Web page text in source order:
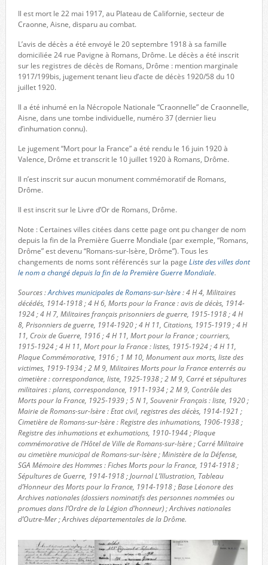
Il est mort le 22 mai 1917, au Plateau de Californie, secteur de
Craonne, Aisne, disparu au combat.
L’avis de décès a été envoyé le 20 septembre 1918 à sa famille
domiciliée 24 rue Pavigne à Romans, Drôme. Le décès a été inscrit
sur les registres de décès de Romans, Drôme : mention marginale
1917/199bis, jugement tenant lieu d’acte de décès 1920/58 du 10
juillet 1920.
Il a été inhumé en la Nécropole Nationale “Craonnelle” de Craonnelle,
Aisne, dans une tombe individuelle, numéro 37 (dernier lieu
d’inhumation connu).
Le jugement “Mort pour la France” a été rendu le 16 juin 1920 à
Valence, Drôme et transcrit le 10 juillet 1920 à Romans, Drôme.
Il n’est inscrit sur aucun monument commémoratif de Romans,
Drôme.
Il est inscrit sur le Livre d’Or de Romans, Drôme.
Note : Certaines villes citées dans cette page ont pu changer de nom
depuis la fin de la Première Guerre Mondiale (par exemple, “Romans,
Drôme” est devenu “Romans-sur-Isère, Drôme”). Tous les
changements de noms sont référencés sur la page Liste des villes dont
le nom a changé depuis la fin de la Première Guerre Mondiale.
Sources :Archives municipales de Romans-sur-Isère: 4 H 4, Militaires
décédés, 1914-1918 ; 4 H 6, Morts pour la France : avis de décès, 1914-
1924 ; 4 H 7, Militaires français prisonniers de guerre, 1915-1918 ; 4 H
8, Prisonniers de guerre, 1914-1920 ; 4 H 11, Citations, 1915-1919 ; 4 H
11, Croix de Guerre, 1916 ; 4 H 11, Mort pour la France ; courriers,
1915-1924 ; 4 H 11, Mort pour la France : listes, 1915-1924 ; 4 H 11,
Plaque Commémorative, 1916 ; 1 M 10, Monument aux morts, liste des
victimes, 1919-1934 ; 2 M 9, Militaires Morts pour la France enterrés au
cimetière : correspondance, liste, 1925-1938 ; 2 M 9, Carré et sépultures
militaires : plans, correspondance, 1911-1934 ; 2 M 9, Contrôle des
Morts pour la France, 1925-1939 ; 5 N 1, Souvenir Français : liste, 1920 ;
Mairie de Romans-sur-Isère : Etat civil, registres des décès, 1914-1921 ;
Cimetière de Romans-sur-Isère : Registre des inhumations, 1906-1938 ;
Registre des inhumations et exhumations, 1910-1944 ; Plaque
commémorative de l’Hôtel de Ville de Romans-sur-Isère ; Carré Militaire
au cimetière municipal de Romans-sur-Isère ; Ministère de la Défense,
SGA Mémoire des Hommes : Fiches Morts pour la France, 1914-1918 ;
Sépultures de Guerre, 1914-1918 ; Journal L’Illustration, Tableau
d’Honneur des Morts pour la France, 1914-1918 ; Base Léonore des
Archives nationales (dossiers nominatifs des personnes nommées ou
promues dans l’Ordre de la Légion d’honneur) ; Archives nationales
d’Outre-Mer ; Archives départementales de la Drôme.